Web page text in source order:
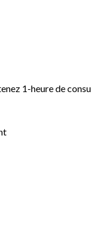
1-heure de